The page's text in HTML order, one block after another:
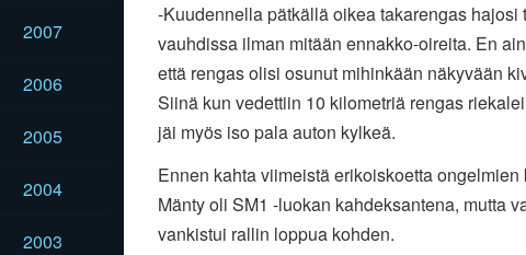
2007
2006
2005
2004
2003
-Kuudennella pätkällä oikea takarengas hajosi
vauhdissa ilman mitään ennakko-oireita. En
että rengas olisi osunut mihinkään näkyvään
Siinä kun vedettiin 10 kilometriä rengas
jäi myös iso pala auton kylkeä.
Ennen kahta viimeistä erikoiskoetta
Mänty oli SM1 -luokan kahdeksantena, mutta
vankistui rallin loppua kohden.